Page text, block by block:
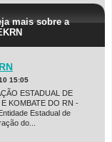
mais sobre a
15:05
ESTADUAL DE
E KOMBATE DO RN -
Estadual de
do...